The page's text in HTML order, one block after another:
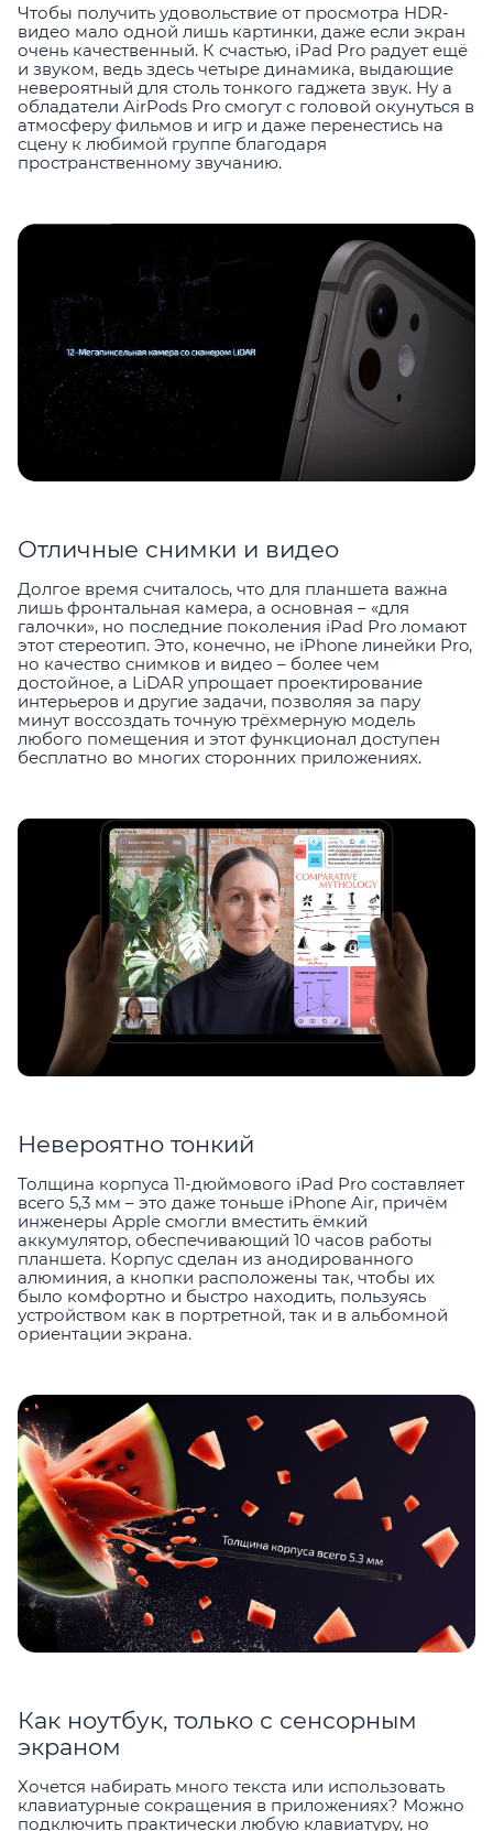
Чтобы получить удовольствие от просмотра HDR-
видео мало одной лишь картинки, даже если экран
очень качественный. К счастью, iPad Pro радует ещё
и звуком, ведь здесь четыре динамика, выдающие
невероятный для столь тонкого гаджета звук. Ну а
обладатели AirPods Pro смогут с головой окунуться в
атмосферу фильмов и игр и даже перенестись на
сцену к любимой группе благодаря
пространственному звучанию.
Отличные снимки и видео
Долгое время считалось, что для планшета важна
лишь фронтальная камера, а основная – «для
галочки», но последние поколения iPad Pro ломают
этот стереотип. Это, конечно, не iPhone линейки Pro,
но качество снимков и видео – более чем
достойное, а LiDAR упрощает проектирование
интерьеров и другие задачи, позволяя за пару
минут воссоздать точную трёхмерную модель
любого помещения и этот функционал доступен
бесплатно во многих сторонних приложениях.
Невероятно тонкий
Толщина корпуса 11-дюймового iPad Pro составляет
всего 5,3 мм – это даже тоньше iPhone Air, причём
инженеры Apple смогли вместить ёмкий
аккумулятор, обеспечивающий 10 часов работы
планшета. Корпус сделан из анодированного
алюминия, а кнопки расположены так, чтобы их
было комфортно и быстро находить, пользуясь
устройством как в портретной, так и в альбомной
ориентации экрана.
Как ноутбук, только с сенсорным
экраном
Хочется набирать много текста или использовать
клавиатурные сокращения в приложениях? Можно
подключить практически любую клавиатуру, но